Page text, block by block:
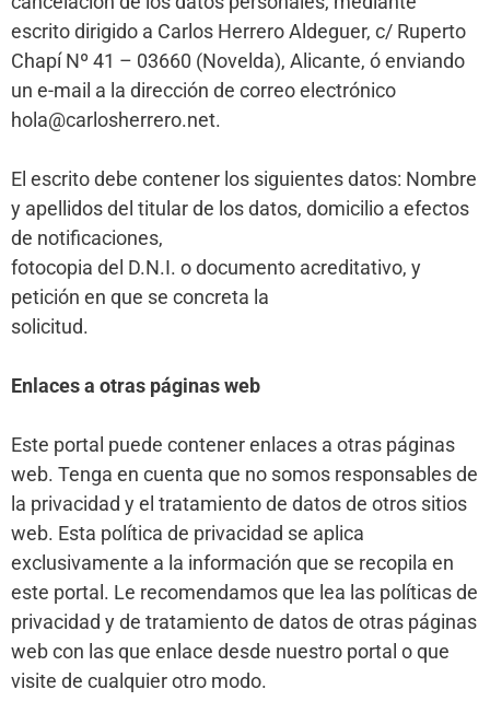
escrito dirigido a Carlos Herrero Aldeguer, c/ Ruperto
Chapí Nº 41 – 03660 (Novelda), Alicante, ó enviando
un e-mail a la dirección de correo electrónico
hola@carlosherrero.net.
El escrito debe contener los siguientes datos: Nombre
y apellidos del titular de los datos, domicilio a efectos
de notificaciones,
fotocopia del D.N.I. o documento acreditativo, y
petición en que se concreta la
solicitud.
Enlaces a otras páginas web
Este portal puede contener enlaces a otras páginas
web. Tenga en cuenta que no somos responsables de
la privacidad y el tratamiento de datos de otros sitios
web. Esta política de privacidad se aplica
exclusivamente a la información que se recopila en
este portal. Le recomendamos que lea las políticas de
privacidad y de tratamiento de datos de otras páginas
web con las que enlace desde nuestro portal o que
visite de cualquier otro modo.